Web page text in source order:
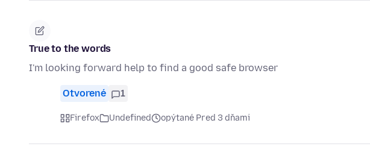
True to the words
I'm looking forward help to find a good safe browser
Otvorené 1
Firefox Undefined opýtané Pred 3 dňami